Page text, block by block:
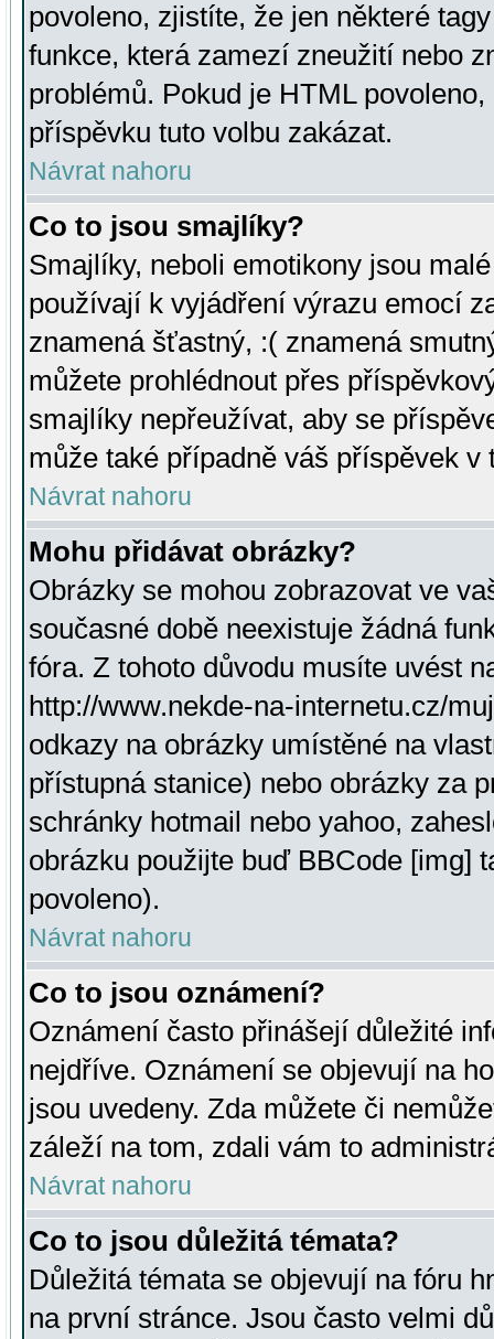
povoleno, zjistíte, že jen některé
funkce, která zamezí zneužití nebo
problémů. Pokud je HTML
příspěvku tuto volbu zakázat.
Návrat nahoru
Co to jsou smajlíky?
Smajlíky, neboli emotikony jsou
používají k vyjádření výrazu emocí
znamená šťastný, :( znamená
můžete prohlédnout přes
smajlíky nepřeužívat, aby se
může také případně váš příspěvek v
Návrat nahoru
Mohu přidávat obrázky?
Obrázky se mohou zobrazovat ve
současné době neexistuje žádná
fóra. Z tohoto důvodu musíte uvést
http://www.nekde-na-internetu.cz/
odkazy na obrázky umístěné na
přístupná stanice) nebo obrázky za
schránky hotmail nebo yahoo,
obrázku použijte buď BBCode [img]
povoleno).
Návrat nahoru
Co to jsou oznámení?
Oznámení často přinášejí důležité
nejdříve. Oznámení se objevují na
jsou uvedeny. Zda můžete či
záleží na tom, zdali vám to
Návrat nahoru
Co to jsou důležitá témata?
Důležitá témata se objevují na fóru
na první stránce. Jsou často velmi